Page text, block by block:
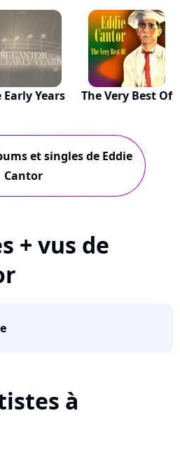
Early Years The Very Best Of
et singles de Eddie
Cantor
+ vus de
à